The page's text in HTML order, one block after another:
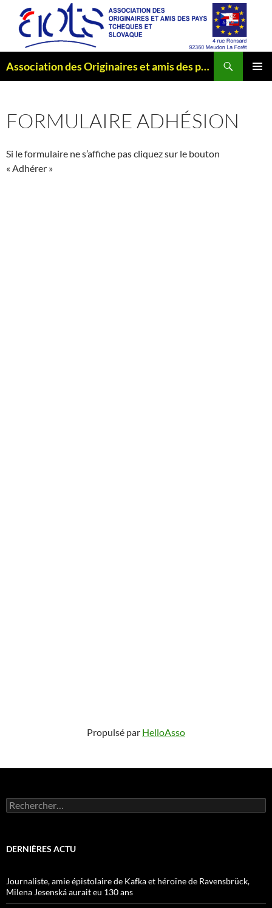
contenu
Association des Originaires et amis des pays Tchèques et Slovaque
FORMULAIRE ADHÉSION
Si le formulaire ne s’affiche pas cliquez sur le bouton
« Adhérer »
Propulsé par HelloAsso
Rechercher :
DERNIÈRES ACTU
Journaliste, amie épistolaire de Kafka et héroïne de Ravensbrück,
Milena Jesenská aurait eu 130 ans